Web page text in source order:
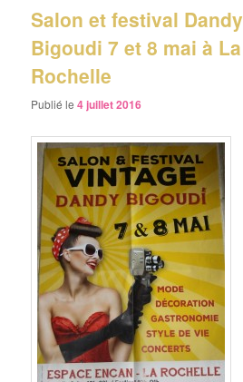
Salon et festival Dandy
Bigoudi 7 et 8 mai à La
Rochelle
Publié le4 juillet 2016